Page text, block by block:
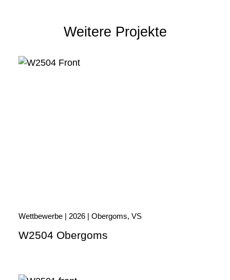
Weitere Projekte
Wettbewerbe | 2026 | Obergoms, VS
W2504 Obergoms